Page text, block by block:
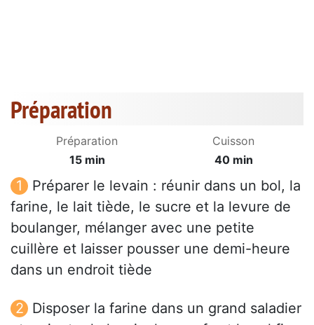
Préparation
Préparation
15 min
Cuisson
40 min
Préparer le levain : réunir dans un bol, la
farine, le lait tiède, le sucre et la levure de
boulanger, mélanger avec une petite
cuillère et laisser pousser une demi-heure
dans un endroit tiède
Disposer la farine dans un grand saladier